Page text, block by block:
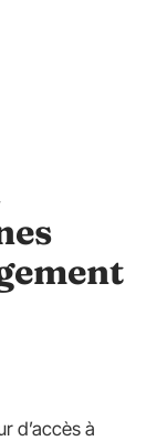
d’accès à